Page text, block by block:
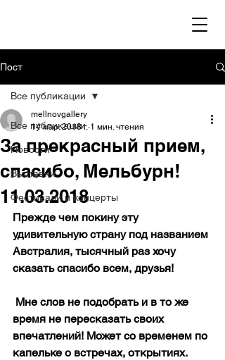
Пост
Все публикации
Новости
Выставки
Фестивали и концерты
Все публикации
За прекрасный прием,
спасибо, Мельбурн!
11.03.2018
mellnovgallery
14 мар. 2018 г. 1 мин. чтения
Прежде чем покину эту
удивительную страну под названием
Австралия, тысячный раз хочу
сказать спасибо всем, друзья!
время не пересказать своих
впечатлений! Может со временем по
капельке о встречах, открытиях.